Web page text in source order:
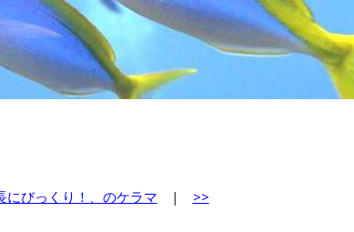
にびっくり！、のケラマ | >>